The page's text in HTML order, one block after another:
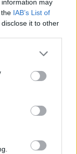
information may
IAB’s List of
it to other